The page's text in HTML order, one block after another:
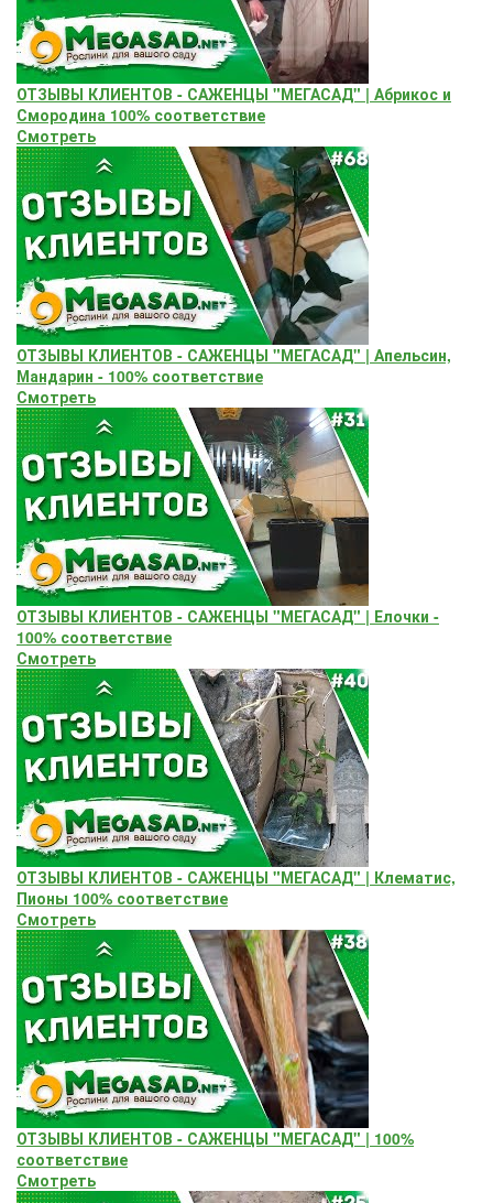
ОТЗЫВЫ КЛИЕНТОВ - САЖЕНЦЫ "МЕГАСАД" | Абрикос и
Смородина 100% соответствие
Смотреть
ОТЗЫВЫ КЛИЕНТОВ - САЖЕНЦЫ "МЕГАСАД" | Апельсин,
Мандарин - 100% соответствие
Смотреть
ОТЗЫВЫ КЛИЕНТОВ - САЖЕНЦЫ "МЕГАСАД" | Елочки -
100% соответствие
Смотреть
ОТЗЫВЫ КЛИЕНТОВ - САЖЕНЦЫ "МЕГАСАД" | Клематис,
Пионы 100% соответствие
Смотреть
ОТЗЫВЫ КЛИЕНТОВ - САЖЕНЦЫ "МЕГАСАД" | 100%
соответствие
Смотреть